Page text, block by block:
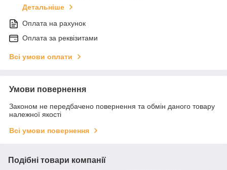
Детальніше
Оплата на рахунок
Оплата за реквізитами
Всі умови оплати
Умови повернення
Законом не передбачено повернення та обмін даного товару
належної якості
Всі умови повернення
Подібні товари компанії